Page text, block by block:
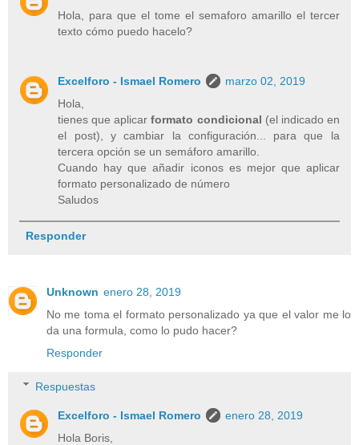
Hola, para que el tome el semaforo amarillo el tercer
texto cómo puedo hacelo?
Excelforo - Ismael Romero
marzo 02, 2019
Hola,
tienes que aplicarformato condicional (el indicado en
el post), y cambiar la configuración... para que la
tercera opción se un semáforo amarillo.
Cuando hay que añadir iconos es mejor que aplicar
formato personalizado de número
Saludos
Responder
Unknown enero 28, 2019
No me toma el formato personalizado ya que el valor me lo
da una formula, como lo pudo hacer?
Responder
Respuestas
Excelforo - Ismael Romero
enero 28, 2019
Hola Boris,